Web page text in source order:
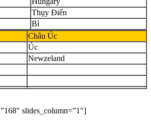
Thụy Điển
Bỉ
Châu Úc
Úc
Newzeland
slides_column=”1″]